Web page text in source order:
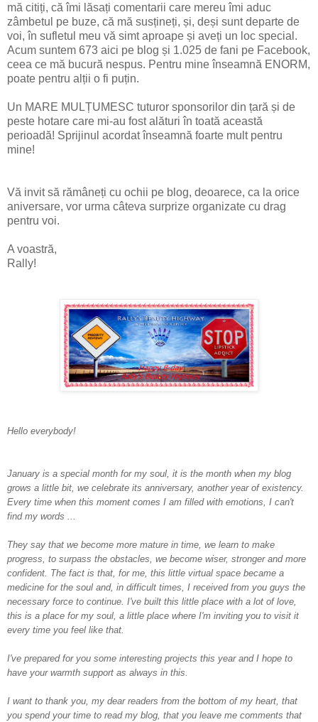
mă citiți, că îmi lăsați comentarii care mereu îmi aduc
zâmbetul pe buze, că mă susțineți, și, deși sunt departe de
voi, în sufletul meu vă simt aproape și aveți un loc special.
Acum suntem 673 aici pe blog și 1.025 de fani pe Facebook,
ceea ce mă bucură nespus. Pentru mine înseamnă ENORM,
poate pentru alții o fi puțin.
Un MARE MULȚUMESC tuturor sponsorilor din țară și de
peste hotare care mi-au fost alături în toată această
perioadă! Sprijinul acordat înseamnă foarte mult pentru
mine!
Vă invit să rămâneți cu ochii pe blog, deoarece, ca la orice
aniversare, vor urma câteva surprize organizate cu drag
pentru voi.
A voastră,
Rally!
Hello everybody!
January is a special month for my soul, it is the month when my blog
grows a little bit, we celebrate its anniversary, another year of existency.
Every time when this moment comes I am filled with emotions, I can't
find my words ...
They say that we become more mature in time, we learn to make
progress, to surpass the obstacles, we become wiser, stronger and more
confident. The fact is that, for me, this little virtual space became a
medicine for the soul and, in difficult times, I received from you guys the
necessary force to continue. I've built this little place with a lot of love,
this is a place for my soul, a little place where I'm inviting you to visit it
every time you feel like that.
I've prepared for you some interesting projects this year and I hope to
have your warmth support as always in this.
I want to thank you, my dear readers from the bottom of my heart, that
you spend your time to read my blog, that you leave me comments that